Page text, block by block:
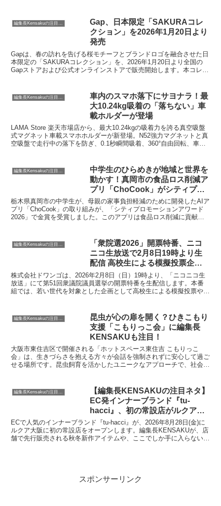
編集長Kensakuの注目ネタ
Gap、日本限定「SAKURAコレ
クション」を2026年1月20日より
発売
Gapは、春の訪れを告げる桜モチーフとブランドロゴを融合させた日
本限定の「SAKURAコレクション」を、2026年1月20日より全国の
Gapストアおよび公式オンラインストアで販売開始します。本コレク
車内のスマホ落下にサヨナラ！最
大10.24kg吸着の「落ちない」車
載ホルダーが登場
LAMA Store 楽天市場店から、最大10.24kgの吸着力を誇る真空吸盤
式マグネット車載スマホホルダーが新登場。N52強力マグネットと真
空吸盤で走行中の落下を防ぎ、0.1秒瞬間吸着、360°自由回転、車内
編集長Kensakuの注目ネタ
中学生のひらめきが地域と世界を
動かす！真岡市の食品ロス削減ア
プリ「ChoCook」がシティプロ
モーションアワード金賞を受賞
栃木県真岡市の中学生が、母親の家事負担軽減のために開発したAIア
プリ「ChoCook」の取り組みが、「シティプロモーションアワード
2026」で金賞を受賞しました。このアプリは食品ロス削減に貢献
編集長Kensakuの注目ネタ
「衆院選2026」開票特番、ニコ
ニコ生放送で2月8日19時より生
配信 高校生による模擬投票企画
も
株式会社ドワンゴは、2026年2月8日（日）19時より、「ニコニコ生
放送」にて第51回衆議院議員選挙の開票特番を生配信します。本番
組では、若い世代を対象とした企画として高校生による模擬投票やア
昆虫が心の扉を開く？ひきこもり
支援「こもりっこ会」に編集長
KENSAKUも注目！
大阪市東住吉区で開催される「ホットスペース東住吉 こもりっこ
会」は、生きづらさを抱える方々が会話を強制されずに安心して過ご
せる場所です。昆虫飼育を活かしたユニークなアプローチで、社会と
編集長Kensakuの注目ネタ
【編集長KENSAKUの注目ネタ】
EC発インナーブランド『tu-
hacci』、初の常設店がルクア大
阪にグランドオープン！先行販売
や限定ノベルティの詳細に迫りま
す！
ECで人気のインナーブランド『tu-hacci』が、2026年8月28日(金)に
ルクア大阪に初の常設店をオープンします。編集長KENSAKUが、店
舗で先行販売される秋冬新作アイテムや、ここでしか手に入らない豪
スポンサーリンク